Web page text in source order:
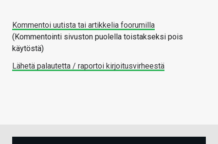
Kommentoi uutista tai artikkelia foorumilla
(Kommentointi sivuston puolella toistakseksi pois
käytöstä)
Lähetä palautetta / raportoi kirjoitusvirheestä